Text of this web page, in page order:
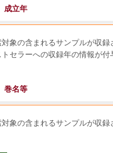
成立年
対象の含まれるサンプルが収
トセラーへの収録年の情報が
巻名等
対象の含まれるサンプルが収